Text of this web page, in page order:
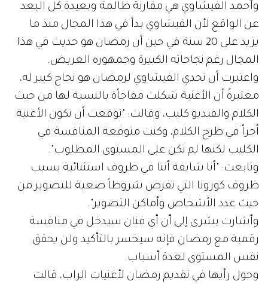
وأحمد الفيشاوي هي مقارنة ظالمة وبعيدة كل البعد
عن الواقع لأن الفيشاوي بدأ في هذا المجال منذ ما
يزيد على 20 سنة في حين أن رمضان هو حديث في هذا
المجال رغم نجاحاته الكبيرة وجمهوره العريض.
واعتبرت أن تحدي الفيشاوي لرمضان هو نجاح كبير له،
معتبرةً أن الأغنية شكلت مفاجأة بالنسبة لها من حيث
الكلام والفيديو كليب، وقالت: "توقعت أن تكون الأغنية
أجرأ في طرح الكلام، وكنت متوقعة المنافسة في
الكليب لكنها لم تكن على المستوى المطلوب".
وتابعت: "أنا شايفة أننا في ظروف استثنائية بسبب
ظروف كورونا التي تفرض شروطاً صعبة للتصوير من
حيث عدد الأشخاص وأماكن التصوير".
وأشارت بشرى إلى أن أي فنان سيدخل في منافسة
رقمية مع رمضان فإنه سيخسر بالتأكيد ولن يحقق
نفس المستوى لعدة أسباب.
وحول رأيها في تقديم رمضان لأغنيات الراب، قالت